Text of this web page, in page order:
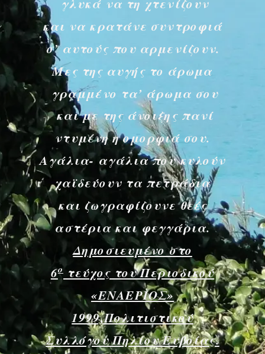
και να κρατάνε συντροφιά
σ’ αυτούς που αρμενίζουν.
Μες της αυγής το άρωμα
γραμμένο τα’ άρωμα σου
και με της άνοιξης πανί
ντυμένη η ομορφιά σου.
Αγάλια- αγάλια που κυλούν
χαϊδεύουν τα πετράδια
και ζωγραφίζουνε θεές
αστέρια και φεγγάρια.
Δημοσιευμένο στο
6οτεύχος του Περιοδικού
«ΕΝΑΕΡΙΟΣ»
1999,Πολιτιστικού
Συλλόγου Πηλίου Ευβοίας.